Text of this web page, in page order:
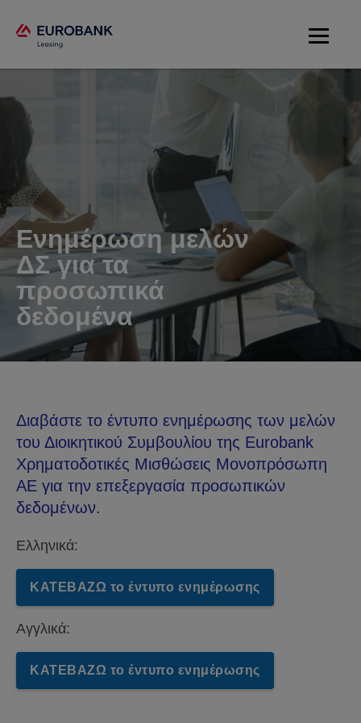
Ενημέρωση μελών
ΔΣ για τα
προσωπικά
δεδομένα
Διαβάστε το έντυπο ενημέρωσης των μελών
του Διοικητικού Συμβουλίου της Eurobank
Χρηματοδοτικές Μισθώσεις Μονοπρόσωπη
ΑΕ για την επεξεργασία προσωπικών
δεδομένων.
Ελληνικά:
ΚΑΤΕΒΑΖΩ το έντυπο ενημέρωσης
Αγγλικά:
ΚΑΤΕΒΑΖΩ το έντυπο ενημέρωσης